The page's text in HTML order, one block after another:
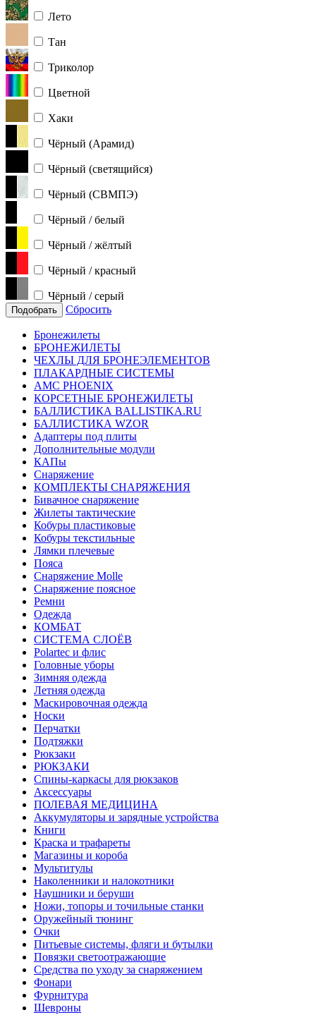
Лето
Тан
Триколор
Цветной
Хаки
Чёрный (Арамид)
Чёрный (светящийся)
Чёрный (СВМПЭ)
Чёрный / белый
Чёрный / жёлтый
Чёрный / красный
Чёрный / серый
Подобрать Сбросить
Бронежилеты
БРОНЕЖИЛЕТЫ
ЧЕХЛЫ ДЛЯ БРОНЕЭЛЕМЕНТОВ
ПЛАКАРДНЫЕ СИСТЕМЫ
АМС PHOENIX
КОРСЕТНЫЕ БРОНЕЖИЛЕТЫ
БАЛЛИСТИКА BALLISTIKA.RU
БАЛЛИСТИКА WZOR
Адаптеры под плиты
Дополнительные модули
КАПы
Снаряжение
КОМПЛЕКТЫ СНАРЯЖЕНИЯ
Бивачное снаряжение
Жилеты тактические
Кобуры пластиковые
Кобуры текстильные
Лямки плечевые
Пояса
Снаряжение Molle
Снаряжение поясное
Ремни
Одежда
КОМБАТ
СИСТЕМА СЛОЁВ
Polartec и флис
Головные уборы
Зимняя одежда
Летняя одежда
Маскировочная одежда
Носки
Перчатки
Подтяжки
Рюкзаки
РЮКЗАКИ
Спины-каркасы для рюкзаков
Аксессуары
ПОЛЕВАЯ МЕДИЦИНА
Аккумуляторы и зарядные устройства
Книги
Краска и трафареты
Магазины и короба
Мультитулы
Наколенники и налокотники
Наушники и беруши
Ножи, топоры и точильные станки
Оружейный тюнинг
Очки
Питьевые системы, фляги и бутылки
Повязки светоотражающие
Средства по уходу за снаряжением
Фонари
Фурнитура
Шевроны